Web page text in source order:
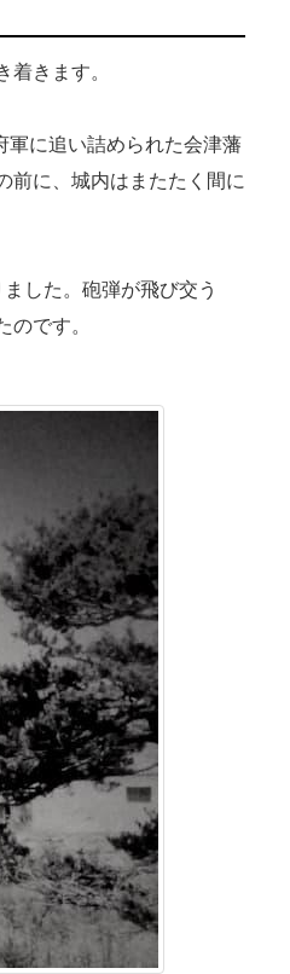
きます。
に追い詰められた会津藩
前に、城内はまたたく間に
した。砲弾が飛び交う
です。